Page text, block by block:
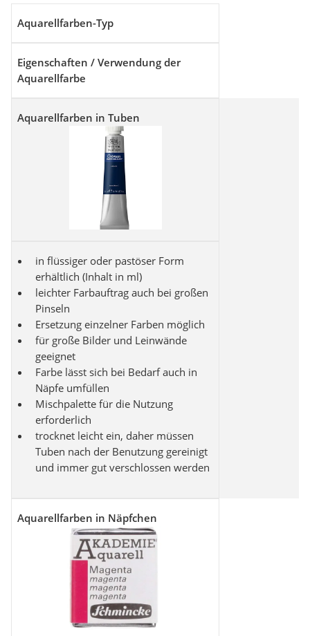
Aquarellfarben-Typ
Eigenschaften / Verwendung der
Aquarellfarbe
Aquarellfarben in Tuben
in flüssiger oder pastöser Form
erhältlich (Inhalt in ml)
leichter Farbauftrag auch bei großen
Pinseln
Ersetzung einzelner Farben möglich
für große Bilder und Leinwände
geeignet
Farbe lässt sich bei Bedarf auch in
Näpfe umfüllen
Mischpalette für die Nutzung
erforderlich
trocknet leicht ein, daher müssen
Tuben nach der Benutzung gereinigt
und immer gut verschlossen werden
Aquarellfarben in Näpfchen